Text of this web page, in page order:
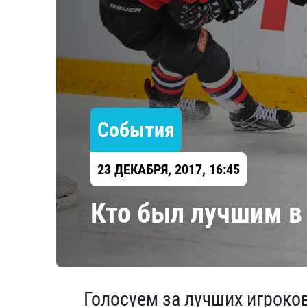
Локомотив
Северсталь
ЦСКА
Шанхайские Драконы
События
23 ДЕКАБРЯ, 2017, 16:45
Кто был лучшим в
Голосуем за лучших